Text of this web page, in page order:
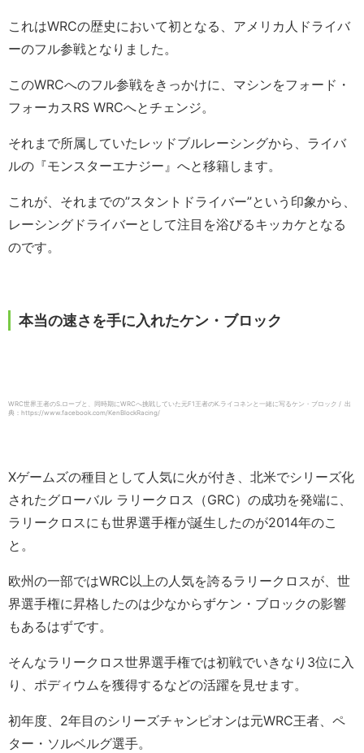
これはWRCの歴史において初となる、アメリカ人ドライバ
ーのフル参戦となりました。
このWRCへのフル参戦をきっかけに、マシンをフォード・
フォーカスRS WRCへとチェンジ。
それまで所属していたレッドブルレーシングから、ライバ
ルの『モンスターエナジー』へと移籍します。
これが、それまでの”スタントドライバー”という印象から、
レーシングドライバーとして注目を浴びるキッカケとなる
のです。
本当の速さを手に入れたケン・ブロック
WRC世界王者のS.ローブと、同時期にWRCへ挑戦していた元F1王者のK.ライコネンと一緒に写るケン・ブロック / 出
典：https://www.facebook.com/KenBlockRacing/
Xゲームズの種目として人気に火が付き、北米でシリーズ化
されたグローバル ラリークロス（GRC）の成功を発端に、
ラリークロスにも世界選手権が誕生したのが2014年のこ
と。
欧州の一部ではWRC以上の人気を誇るラリークロスが、世
界選手権に昇格したのは少なからずケン・ブロックの影響
もあるはずです。
そんなラリークロス世界選手権では初戦でいきなり3位に入
り、ポディウムを獲得するなどの活躍を見せます。
初年度、2年目のシリーズチャンピオンは元WRC王者、ペ
ター・ソルベルグ選手。